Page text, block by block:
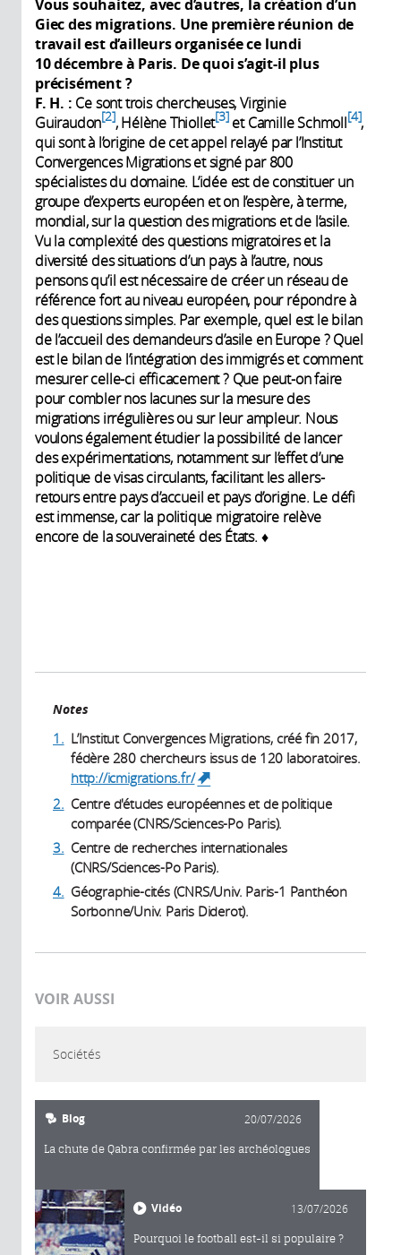
Vous souhaitez, avec d’autres, la création d’un
Giec des migrations. Une première réunion de
travail est d’ailleurs organisée ce lundi
10décembre à Paris. De quoi s’agit-il plus
précisément?
F. H. : Ce sont trois chercheuses, Virginie
Guiraudon 2 , Hélène Thiollet 3 et Camille Schmoll 4 ,
qui sont à l’origine de cet appel relayé par l’Institut
Convergences Migrations et signé par 800
spécialistes du domaine. L’idée est de constituer un
groupe d’experts européen et on l’espère, à terme,
mondial, sur la question des migrations et de l’asile.
Vu la complexité des questions migratoires et la
diversité des situations d’un pays à l’autre, nous
pensons qu’il est nécessaire de créer un réseau de
référence fort au niveau européen, pour répondre à
des questions simples. Par exemple, quel est le bilan
de l’accueil des demandeurs d’asile en Europe ? Quel
est le bilan de l’intégration des immigrés et comment
mesurer celle-ci efficacement ? Que peut-on faire
pour combler nos lacunes sur la mesure des
migrations irrégulières ou sur leur ampleur. Nous
voulons également étudier la possibilité de lancer
des expérimentations, notamment sur l’effet d’une
politique de visas circulants, facilitant les allers-
retours entre pays d’accueil et pays d’origine. Le défi
est immense, car la politique migratoire relève
encore de la souveraineté des États. ♦
Notes
1. L’Institut Convergences Migrations, créé fin 2017,
fédère 280 chercheurs issus de 120 laboratoires.
http://icmigrations.fr/
2. Centre d'études européennes et de politique
comparée (CNRS/Sciences-Po Paris).
3. Centre de recherches internationales
(CNRS/Sciences-Po Paris).
4. Géographie-cités (CNRS/Univ. Paris-1 Panthéon
Sorbonne/Univ. Paris Diderot).
VOIR AUSSI
Sociétés
Blog 20/07/2026
La chute de Qabra confirmée par les archéologues
Vidéo 13/07/2026
Pourquoi le football est-il si populaire ?